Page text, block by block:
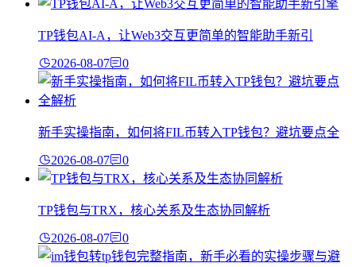
TP钱包AI-A，让Web3交互更简单的智能助手新引
2026-08-07 0
新手实操指南，如何将FIL币转入TP钱包？避坑要点全
2026-08-07 0
TP钱包与TRX，核心关系及生态协同解析
2026-08-07 0